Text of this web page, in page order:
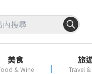
美食
& Wine
旅
Travel